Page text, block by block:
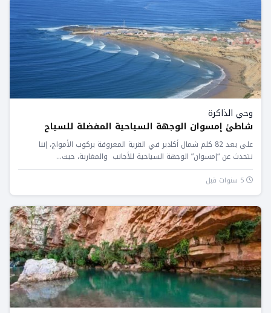
وحي الذاكرة
شاطئ إمسوان الوجهة السياحية المفضلة للسياح
على بعد 82 كلم شمال أكادير في القرية المعروفة بركوب الأمواج، إننا
نتحدث عن “إمسوان” الوجهة السياحية للأجانب والمغاربة، حيث...